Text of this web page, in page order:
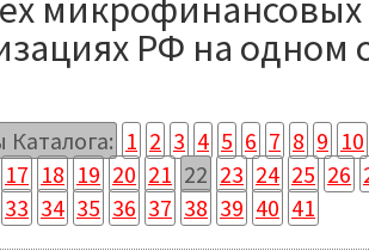
микрофинансовых
РФ на одном
1 2 3 4 5 6 7 8 9 10
17 18 19 20 21 22 23 24 25 26
33 34 35 36 37 38 39 40 41